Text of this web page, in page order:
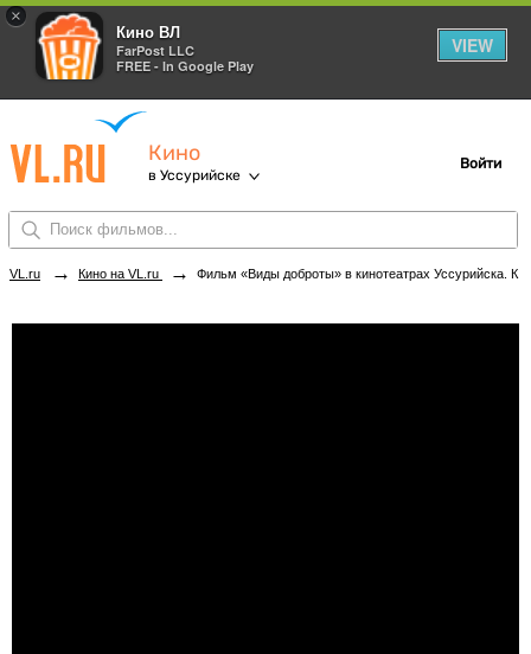
×
Кино ВЛ
FarPost LLC
FREE - In Google Play
VIEW
Кино
в Уссурийске
Войти
VL.ru → Кино на VL.ru → Фильм «Виды доброты» в кинотеатрах Уссурийска. Купить билеты!